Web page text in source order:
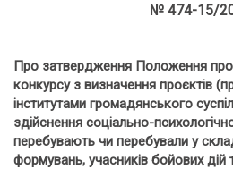
№ 474-15/
Про затвердження Положення
конкурсу з визначення проєктів
інститутами громадянського
здійснення соціально-
перебувають чи перебували у
формувань, учасників бойових дій